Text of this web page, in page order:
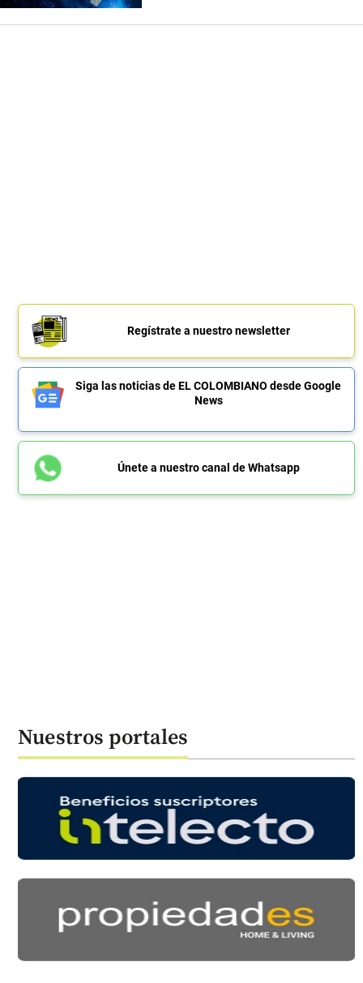
Regístrate a nuestro newsletter
Siga las noticias de EL COLOMBIANO desde Google
News
Únete a nuestro canal de Whatsapp
Nuestros portales